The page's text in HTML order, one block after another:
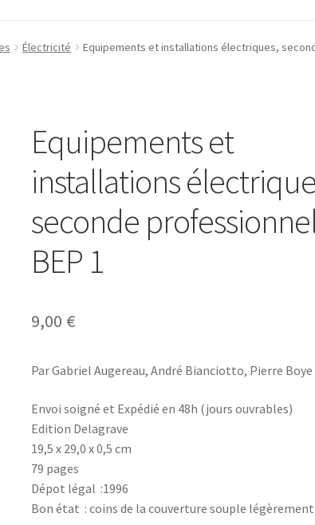
Électricité Equipements et installations électriques,
Equipements et
installations
seconde
BEP 1
9,00 €
Par Gabriel Augereau, André Bianciotto, Pierre Boye
Envoi soigné et Expédié en 48h (jours ouvrables)
Edition Delagrave
19,5 x 29,0 x 0,5 cm
79 pages
Dépot légal :1996
Bon état : coins de la couverture souple